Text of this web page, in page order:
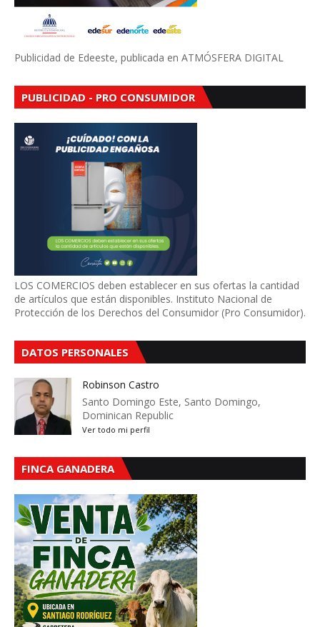
Publicidad de Edeeste, publicada en ATMÓSFERA DIGITAL
PUBLICIDAD - PRO CONSUMIDOR
LOS COMERCIOS deben establecer en sus ofertas la cantidad
de artículos que están disponibles. Instituto Nacional de
Protección de los Derechos del Consumidor (Pro Consumidor).
DATOS PERSONALES
Robinson Castro
Santo Domingo Este, Santo Domingo,
Dominican Republic
Ver todo mi perfil
FINCA GANADERA